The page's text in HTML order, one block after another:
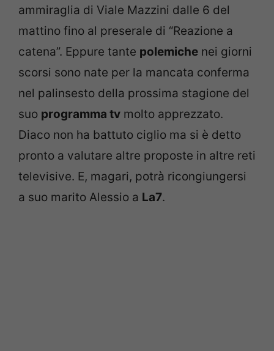
ammiraglia di Viale Mazzini dalle 6 del
mattino fino al preserale di “Reazione a
catena”. Eppure tante polemiche nei giorni
scorsi sono nate per la mancata conferma
nel palinsesto della prossima stagione del
suo programma tv molto apprezzato.
Diaco non ha battuto ciglio ma si è detto
pronto a valutare altre proposte in altre reti
televisive. E, magari, potrà ricongiungersi
a suo marito Alessio a La7.